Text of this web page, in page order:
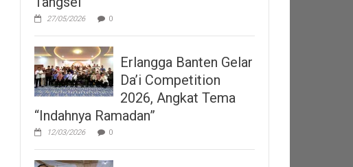
27/05/2026 0
Erlangga Banten Gelar
Da’i Competition
2026, Angkat Tema
“Indahnya Ramadan”
12/03/2026 0